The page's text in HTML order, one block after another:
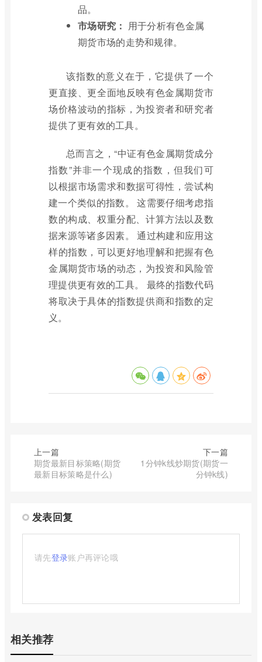
品。
市场研究： 用于分析有色金属
期货市场的走势和规律。
该指数的意义在于，它提供了一个
更直接、更全面地反映有色金属期货市
场价格波动的指标，为投资者和研究者
提供了更有效的工具。
总而言之，“中证有色金属期货成分
指数”并非一个现成的指数，但我们可
以根据市场需求和数据可得性，尝试构
建一个类似的指数。 这需要仔细考虑指
数的构成、权重分配、计算方法以及数
据来源等诸多因素。 通过构建和应用这
样的指数，可以更好地理解和把握有色
金属期货市场的动态，为投资和风险管
理提供更有效的工具。 最终的指数代码
将取决于具体的指数提供商和指数的定
义。
上一篇
期货最新目标策略(期货
最新目标策略是什么)
下一篇
1分钟k线炒期货(期货一
分钟k线)
发表回复
请先登录账户再评论哦
相关推荐